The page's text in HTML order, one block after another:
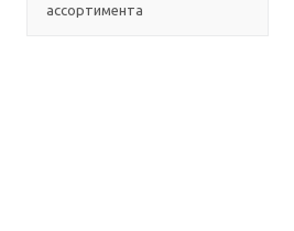
ассортимента